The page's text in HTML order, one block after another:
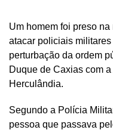
Um homem foi preso
atacar policiais
perturbação da ordem
Duque de Caxias com
Herculândia.
Segundo a Polícia
pessoa que passava